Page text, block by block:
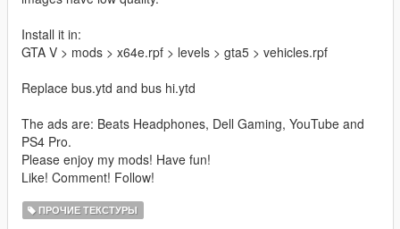
Install it in:
GTA V > mods > x64e.rpf > levels > gta5 > vehicles.rpf
Replace bus.ytd and bus hi.ytd
The ads are: Beats Headphones, Dell Gaming, YouTube and
PS4 Pro.
Please enjoy my mods! Have fun!
Like! Comment! Follow!
ПРОЧИЕ ТЕКСТУРЫ